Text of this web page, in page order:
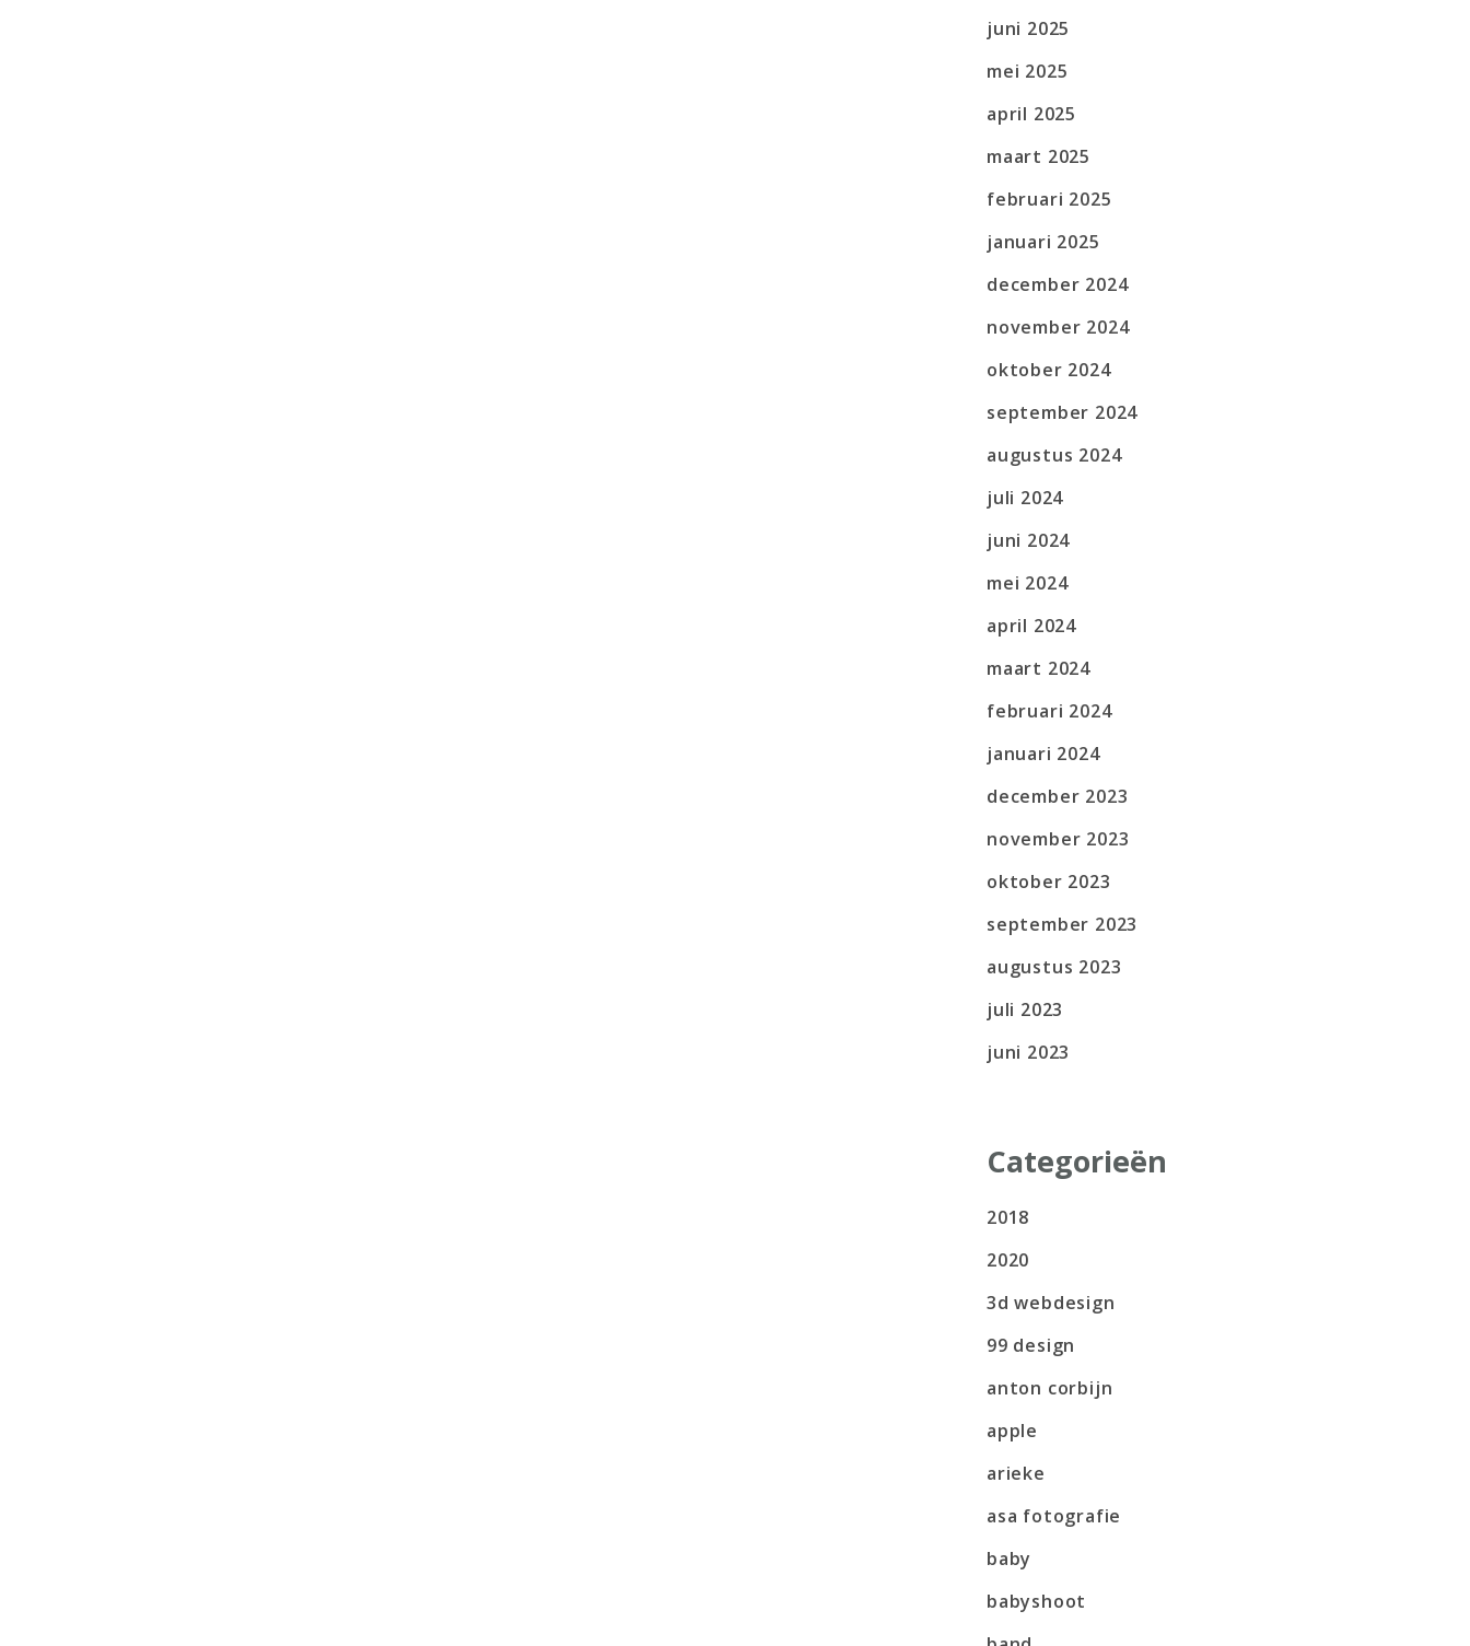
juni 2025
mei 2025
april 2025
maart 2025
februari 2025
januari 2025
december 2024
november 2024
oktober 2024
september 2024
augustus 2024
juli 2024
juni 2024
mei 2024
april 2024
maart 2024
februari 2024
januari 2024
december 2023
november 2023
oktober 2023
september 2023
augustus 2023
juli 2023
juni 2023
Categorieën
2018
2020
3d webdesign
99 design
anton corbijn
apple
arieke
asa fotografie
baby
babyshoot